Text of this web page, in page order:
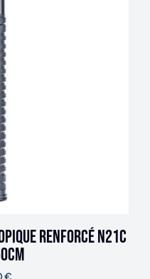
renforcé N21C
€